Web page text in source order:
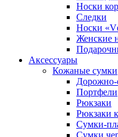
Носки
Следки
Носки
Женские
Аксессуары
Кожаные сумки
Дорожно-
Портфели
Рюкзаки
Рюкзаки
Сумки-
Сумки